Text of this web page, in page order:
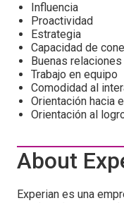
Influencia
Proactividad
Estrategia
Capacidad de
Buenas
Trabajo en equipo
Comodidad al
Orientación hacia
Orientación al
About
Experian es una